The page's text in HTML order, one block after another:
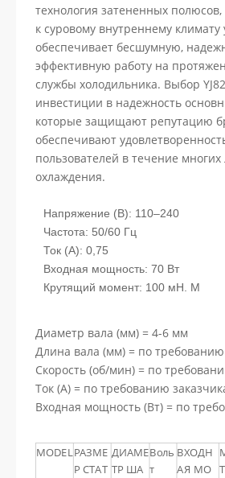
технология затененных
к суровому внутреннему климату
обеспечивает бесшумную,
эффективную работу на
службы холодильника. Выбор
инвестиции в надежность
которые защищают репутацию
обеспечивают
пользователей в течение многих
охлаждения.
Напряжение (В): 110–240
Частота: 50/60 Гц
Ток (А): 0,75
Входная мощность: 70 Вт
Крутящий момент: 100 мН. М
Диаметр вала (мм) = 4-6 мм
Длина вала (мм) = по требованию
Скорость (об/мин) = по
Ток (А) = по требованию
Входная мощность (Вт) = по
MODEL РАЗМЕ
Р СТАТ
ДИАМЕ
ТР ША
Воль
т
ВХОДН
АЯ МО